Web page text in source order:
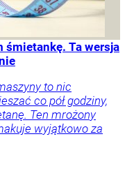
śmietankę. Ta wersja
to nic
co pół godziny,
Ten mrożony
wyjątkowo za